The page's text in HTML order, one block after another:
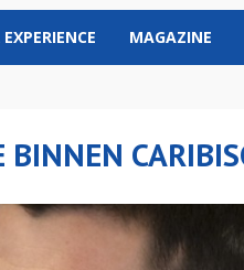
EXPERIENCE MAGAZINE